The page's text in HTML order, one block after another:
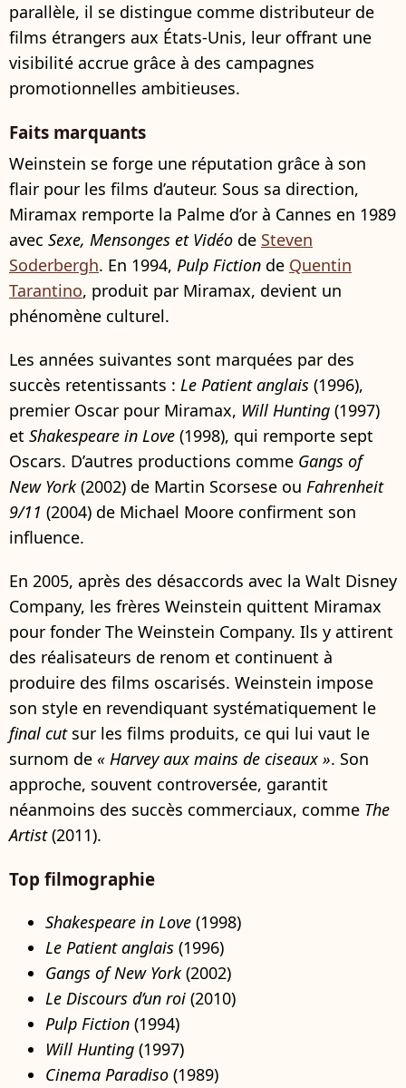
parallèle, il se distingue comme distributeur de
films étrangers aux États-Unis, leur offrant une
visibilité accrue grâce à des campagnes
promotionnelles ambitieuses.
Faits marquants
Weinstein se forge une réputation grâce à son
flair pour les films d’auteur. Sous sa direction,
Miramax remporte la Palme d’or à Cannes en 1989
avec Sexe, Mensonges et Vidéo de Steven
Soderbergh. En 1994, Pulp Fiction de Quentin
Tarantino, produit par Miramax, devient un
phénomène culturel.
Les années suivantes sont marquées par des
succès retentissants : Le Patient anglais (1996),
premier Oscar pour Miramax, Will Hunting (1997)
et Shakespeare in Love (1998), qui remporte sept
Oscars. D’autres productions comme Gangs of
New York(2002) de Martin Scorsese ou Fahrenheit
9/11 (2004) de Michael Moore confirment son
influence.
En 2005, après des désaccords avec la Walt Disney
Company, les frères Weinstein quittent Miramax
pour fonder The Weinstein Company. Ils y attirent
des réalisateurs de renom et continuent à
produire des films oscarisés. Weinstein impose
son style en revendiquant systématiquement le
final cutsur les films produits, ce qui lui vaut le
surnom de « Harvey aux mains de ciseaux ». Son
approche, souvent controversée, garantit
néanmoins des succès commerciaux, comme The
Artist(2011).
Top filmographie
Shakespeare in Love (1998)
Le Patient anglais (1996)
Gangs of New York(2002)
Le Discours d’un roi (2010)
Pulp Fiction (1994)
Will Hunting (1997)
Cinema Paradiso (1989)